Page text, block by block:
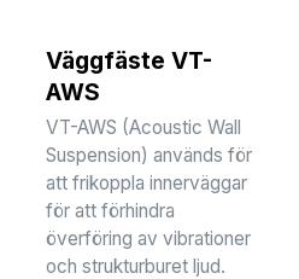
Väggfäste VT-
AWS
VT-AWS (Acoustic Wall
Suspension) används för
att frikoppla innerväggar
för att förhindra
överföring av vibrationer
och strukturburet ljud.